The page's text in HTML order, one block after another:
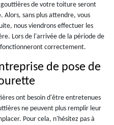
de votre toiture seront
Alors, sans plus attendre, vous
nous viendrons effectuer les
Lors de l'arrivée de la période de
correctement.
de pose de
ont besoin d'être entretenues
ne peuvent plus remplir leur
Pour cela, n'hésitez pas à